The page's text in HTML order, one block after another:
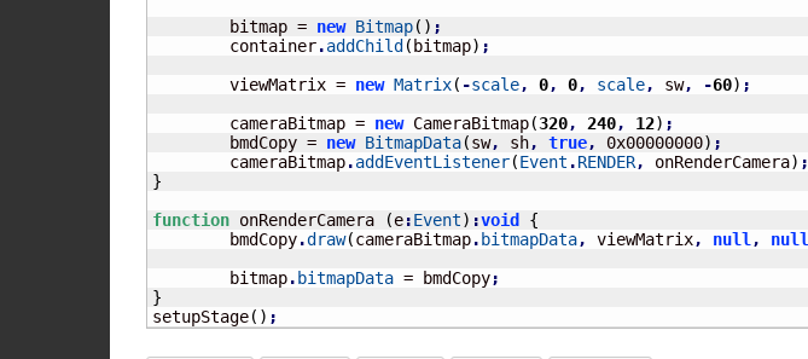
	bitmap =
new Bitmap( ) ;
	container
.addChild ( bitmap) ;
	viewMatrix =
new Matrix( -scale, 0, 0, scale, sw, -60) ;
	cameraBitmap =
new CameraBitmap(320, 240, 12) ;
	bmdCopy =
new BitmapData(sw, sh, true, 0x00000000) ;
	cameraBitmap
.addEventListener(Event .RENDER, onRenderCamera) ;
}
function onRenderCamera (e:Event) :void
{
	bmdCopy
.draw(cameraBitmap. bitmapData, viewMatrix, null , null
	bitmap
. bitmapData = bmdCopy;
}
setupStage( ) ;